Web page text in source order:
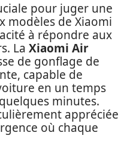
pour juger une
modèles de Xiaomi
à répondre aux
La Xiaomi Air
de gonflage de
capable de
en un temps
minutes.
appréciée
où chaque